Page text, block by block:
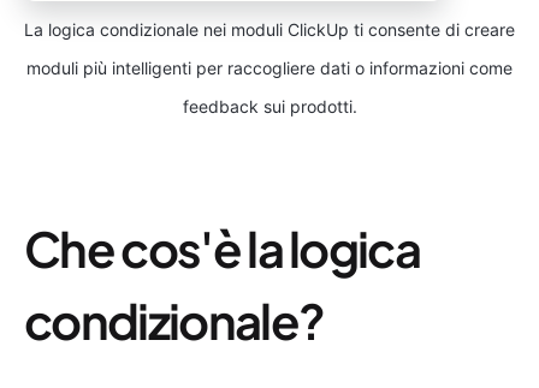
La logica condizionale nei moduli ClickUp ti consente di creare
moduli più intelligenti per raccogliere dati o informazioni come
feedback sui prodotti.
Che cos'è la logica
condizionale?